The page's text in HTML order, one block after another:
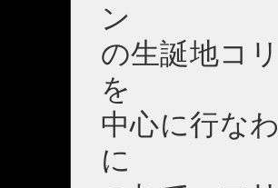
ン
の生誕地コ
を
中心に行な
に